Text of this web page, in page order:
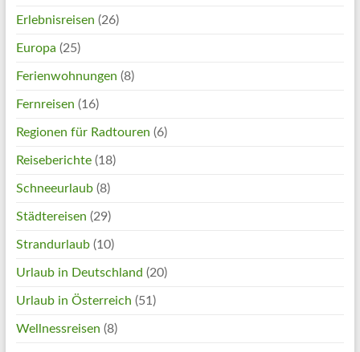
Erlebnisreisen (26)
Europa (25)
Ferienwohnungen (8)
Fernreisen (16)
Regionen für Radtouren (6)
Reiseberichte(18)
Schneeurlaub(8)
Städtereisen (29)
Strandurlaub(10)
Urlaub in Deutschland (20)
Urlaub in Österreich (51)
Wellnessreisen (8)